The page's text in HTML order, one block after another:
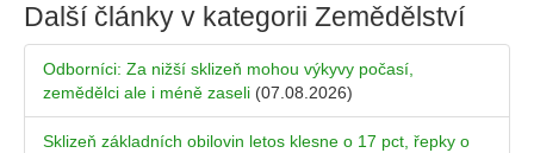
Další články v kategorii Zemědělství
Odborníci: Za nižší sklizeň mohou výkyvy počasí,
zemědělci ale i méně zaseli (07.08.2026)
Sklizeň základních obilovin letos klesne o 17 pct, řepky o